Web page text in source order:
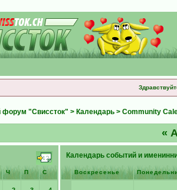
форум "Свиссток" > Календарь> Community
«
Ч П С
Календарь событий и
Воскресенье